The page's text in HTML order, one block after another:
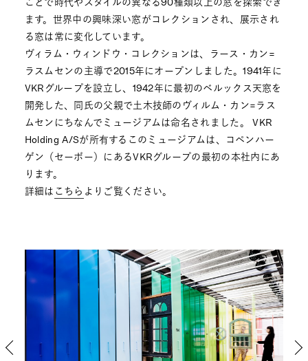
ことで時代やスタイルの異なる90種類以上の窓を探索でき
ます。世界中の興味深い窓がコレクションされ、展示され
る窓は常に変化しています。
ヴィラム・ウィンドウ・コレクションは、ラース・カン=
ラスムセンの主導で2015年にオープンしました。1941年に
VKRグループを設立し、1942年に最初のベルックス天窓を
開発した、同氏の父親で土木技師のヴィルム・カン=ラス
ムセンにちなんでミュージアムは命名されました。 VKR
Holding A/Sが所有するこのミュージアムは、コペンハー
ゲン（セーボー）にあるVKRグループの最初の本社内にあ
ります。
詳細は こちら よりご覧ください。